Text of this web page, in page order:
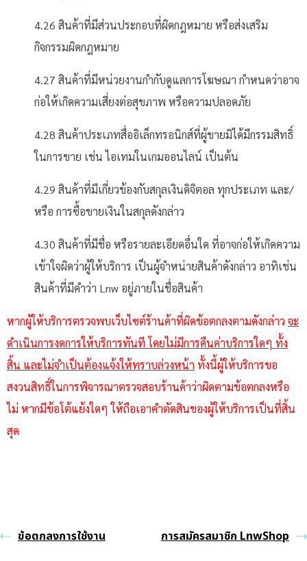
4.26 สินค้าที่มีส่วนประกอบที่ผิดกฎหมาย หรือส่งเสริม
กิจกรรมผิดกฎหมาย
4.27 สินค้าที่มีหน่วยงานกำกับดูแลการโฆษณา กำหนดว่าอาจ
ก่อให้เกิดความเสี่ยงต่อสุขภาพ หรือความปลอดภัย
4.28 สินค้าประเภทสื่ออิเล็กทรอนิกส์ที่ผู้ขายมิได้มีกรรมสิทธิ์
ในการขาย เช่น ไอเทมในเกมออนไลน์ เป็นต้น
4.29 สินค้าที่มีเกี่ยวข้องกับสกุลเงินดิจิตอล ทุกประเภท และ/
หรือ การซื้อขายเงินในสกุลดังกล่าว
4.30 สินค้าที่มีชื่อ หรือรายละเอียดอื่นใด ที่อาจก่อให้เกิดความ
เข้าใจผิดว่าผู้ให้บริการ เป็นผู้จำหน่ายสินค้าดังกล่าว อาทิเช่น
สินค้าที่มีคำว่า Lnw อยู่ภายในชื่อสินค้า
หากผู้ให้บริการตรวจพบเว็บไซต์ร้านค้าที่ผิดข้อตกลงตามดังกล่าว จะ
ดำเนินการงดการให้บริการทันที โดยไม่มีการคืนค่าบริการใดๆ ทั้ง
สิ้น และไม่จำเป็นต้องแจ้งให้ทราบล่วงหน้า ทั้งนี้ผู้ให้บริการขอ
สงวนสิทธิ์ในการพิจารณาตรวจสอบร้านค้าว่าผิดตามข้อตกลงหรือ
ไม่ หากมีข้อโต้แย้งใดๆ ให้ถือเอาคำตัดสินของผู้ให้บริการเป็นที่สิ้น
สุด
ข้อตกลงการใช้งาน การสมัครสมาชิก LnwShop